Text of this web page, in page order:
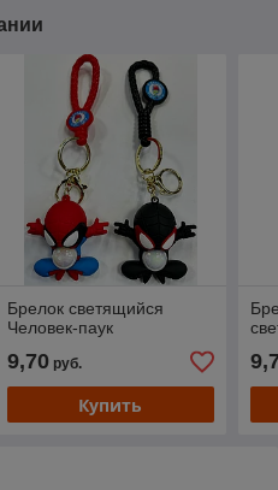
Брелок светящийся
Человек-паук
9,70руб.
Купить